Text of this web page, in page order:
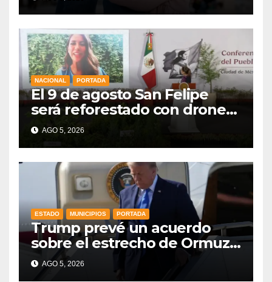
la niñez
NACIONAL PORTADA
El 9 de agosto San Felipe
será reforestado con drones,
como parte de la Jornada
Nacional a la que se suma
AGO 5, 2026
ESTADO MUNICIPIOS PORTADA
Trump prevé un acuerdo
sobre el estrecho de Ormuz
esta misma semana
AGO 5, 2026